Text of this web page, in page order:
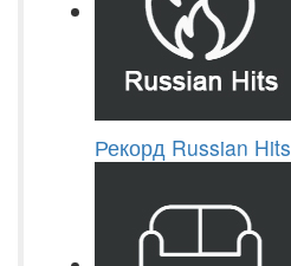
Рекорд Russian Hits